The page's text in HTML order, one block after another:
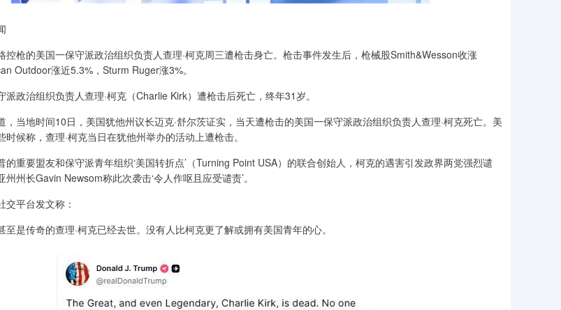
枪的美国一保守派政治组织负责人查理·柯克周三遭枪击身亡。枪击事件发生后，枪械股Smith&Wesson收涨
Outdoor涨近5.3%，Sturm Ruger涨3%。
政治组织负责人查理·柯克（Charlie Kirk）遭枪击后死亡，终年31岁。
当地时间10日，美国犹他州议长迈克·舒尔茨证实，当天遭枪击的美国一保守派政治组织负责人查理·柯克死亡。美
时候称，查理·柯克当日在犹他州举办的活动上遭枪击。
重要盟友和保守派青年组织‘美国转折点’（Turning Point USA）的联合创始人，柯克的遇害引发政界两党强烈谴
州长Gavin Newsom称此次袭击‘令人作呕且应受谴责’。
平台发文称：
是传奇的查理·柯克已经去世。没有人比柯克更了解或拥有美国青年的心。